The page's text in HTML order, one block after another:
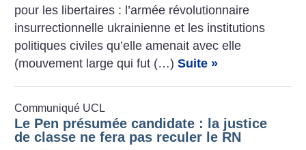
pour les libertaires : l’armée révolutionnaire
insurrectionnelle ukrainienne et les institutions
politiques civiles qu’elle amenait avec elle
(mouvement large qui fut (…)Suite »
Communiqué UCL
Le Pen présumée candidate : la justice
de classe ne fera pas reculer le RN